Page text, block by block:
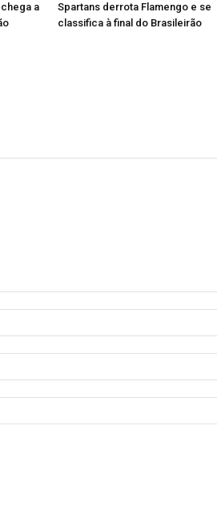
a
Spartans derrota Flamengo e se
classifica à final do Brasileirão